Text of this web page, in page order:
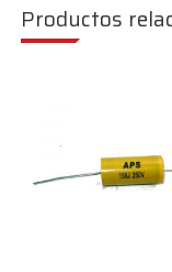
Productos